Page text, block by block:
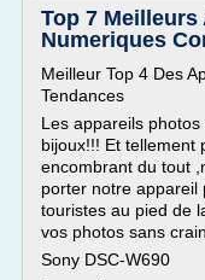
Top 7
Numeriques
Meilleur Top 4 Des
Tendances
Les appareils
bijoux!!! Et tellement
encombrant du tout
porter notre appareil
touristes au pied de
vos photos sans
Sony DSC-W690